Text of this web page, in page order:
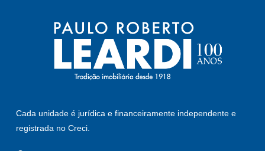
Cada unidade é jurídica e financeiramente independente e
registrada no Creci.